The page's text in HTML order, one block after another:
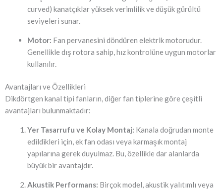
curved) kanatçıklar yüksek verimlilik ve düşük gürültü
seviyeleri sunar.
Motor: Fan pervanesini döndüren elektrik motorudur.
Genellikle dış rotora sahip, hız kontrolüne uygun motorlar
kullanılır.
Avantajları ve Özellikleri
Dikdörtgen kanal tipi fanların, diğer fan tiplerine göre çeşitli
avantajları bulunmaktadır:
Yer Tasarrufu ve Kolay Montaj: Kanala doğrudan monte
edildikleri için, ek fan odası veya karmaşık montaj
yapılarına gerek duyulmaz. Bu, özellikle dar alanlarda
büyük bir avantajdır.
Akustik Performans: Birçok model, akustik yalıtımlı veya